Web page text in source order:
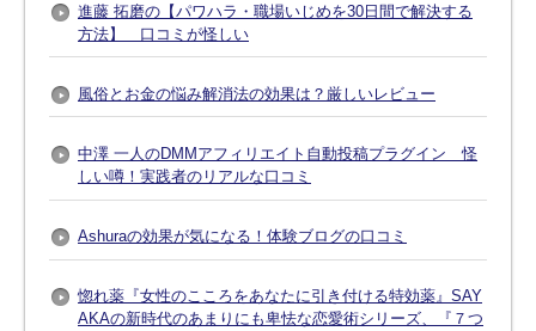
進藤 拓磨の【パワハラ・職場いじめを30日間で解決する
方法】 口コミが怪しい
風俗とお金の悩み解消法の効果は？厳しいレビュー
中澤 一人のDMMアフィリエイト自動投稿プラグイン 怪
しい噂！実践者のリアルな口コミ
Ashuraの効果が気になる！体験ブログの口コミ
惚れ薬『女性のこころをあなたに引き付ける特効薬』SAY
AKAの新時代のあまりにも卑怯な恋愛術シリーズ、『７つ